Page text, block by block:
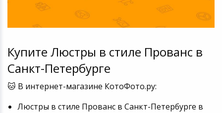
Купите Люстры в стиле Прованс в
Санкт-Петербурге
🐱 В интернет-магазине КотоФото.ру:
Люстры в стиле Прованс в Санкт-Петербурге в